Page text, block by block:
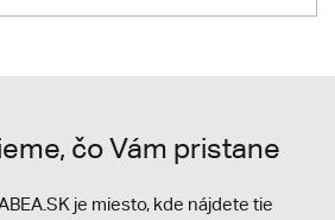
čo Vám pristane
je miesto, kde nájdete tie